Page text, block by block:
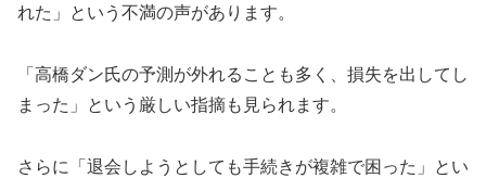
れた」という不満の声があります。
「高橋ダン氏の予測が外れることも多く、損失を出してし
まった」という厳しい指摘も見られます。
さらに「退会しようとしても手続きが複雑で困った」とい